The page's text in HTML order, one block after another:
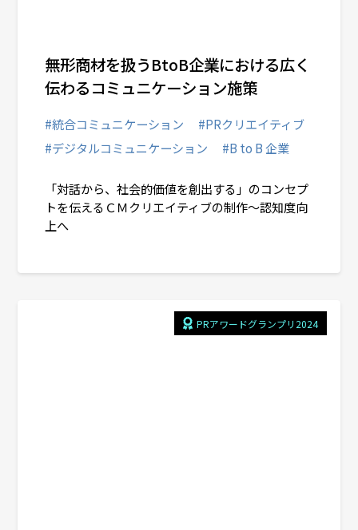
「対話から、社会的価値を創出する」のコンセプ
トを伝えるＣＭクリエイティブの制作～認知度向
上へ
#統合コミュニケーション
#PRクリエイティブ
#デジタルコミュニケーション
#B to B 企業
無形商材を扱うBtoB企業における広く
伝わるコミュニケーション施策
PRアワードグランプリ2024